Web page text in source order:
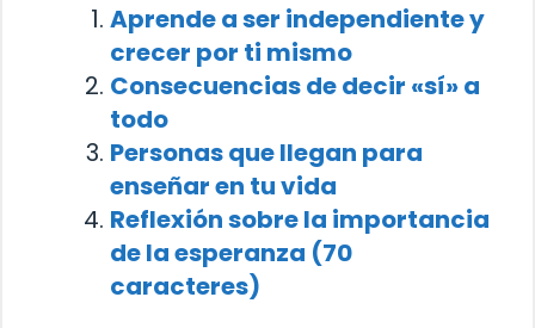
Aprende a ser independiente y
crecer por ti mismo
Consecuencias de decir «sí» a
todo
Personas que llegan para
enseñar en tu vida
Reflexión sobre la importancia
de la esperanza (70
caracteres)